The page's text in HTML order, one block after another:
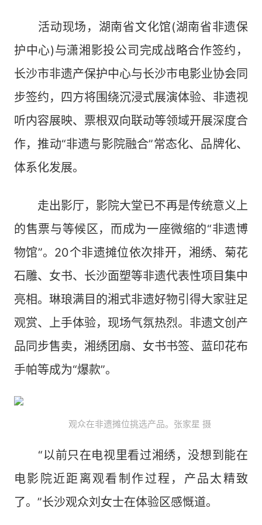
活动现场，湖南省文化馆(湖南省非遗保
护中心)与潇湘影投公司完成战略合作签约，
长沙市非遗产保护中心与长沙市电影业协会同
步签约，四方将围绕沉浸式展演体验、非遗视
听内容展映、票根双向联动等领域开展深度合
作，推动“非遗与影院融合”常态化、品牌化、
体系化发展。
走出影厅，影院大堂已不再是传统意义上
的售票与等候区，而成为一座微缩的“非遗博
物馆”。20个非遗摊位依次排开，湘绣、菊花
石雕、女书、长沙面塑等非遗代表性项目集中
亮相。琳琅满目的湘式非遗好物引得大家驻足
观赏、上手体验，现场气氛热烈。非遗文创产
品同步售卖，湘绣团扇、女书书签、蓝印花布
手帕等成为“爆款”。
观众在非遗摊位挑选产品。张家星 摄
“以前只在电视里看过湘绣，没想到能在
电影院近距离观看制作过程，产品太精致
了。”长沙观众刘女士在体验区感慨道。